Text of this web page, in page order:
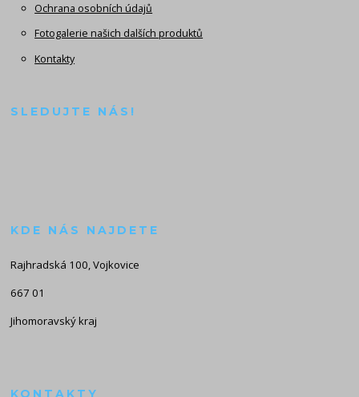
Ochrana osobních údajů
Fotogalerie našich dalších produktů
Kontakty
SLEDUJTE NÁS!
KDE NÁS NAJDETE
Rajhradská 100, Vojkovice
667 01
Jihomoravský kraj
KONTAKTY